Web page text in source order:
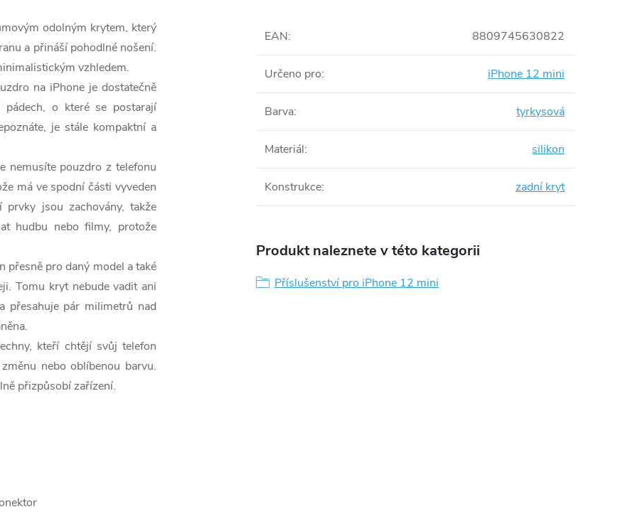
odolným krytem, který
a přináší pohodlné nošení.
vzhledem.
na iPhone je dostatečně
o které se postarají
je stále kompaktní a
nemusíte pouzdro z telefonu
má ve spodní části vyveden
prvky jsou zachovány, takže
hudbu nebo filmy, protože
přesně pro daný model a také
Tomu kryt nebude vadit ani
přesahuje pár milimetrů nad
kteří chtějí svůj telefon
nebo oblíbenou barvu.
přizpůsobí zařízení.
EAN: 8809745630822
Určeno pro: iPhone 12 mini
Barva: tyrkysová
Materiál: silikon
Konstrukce: zadní kryt
Produkt naleznete v této kategorii
Příslušenství pro iPhone 12 mini